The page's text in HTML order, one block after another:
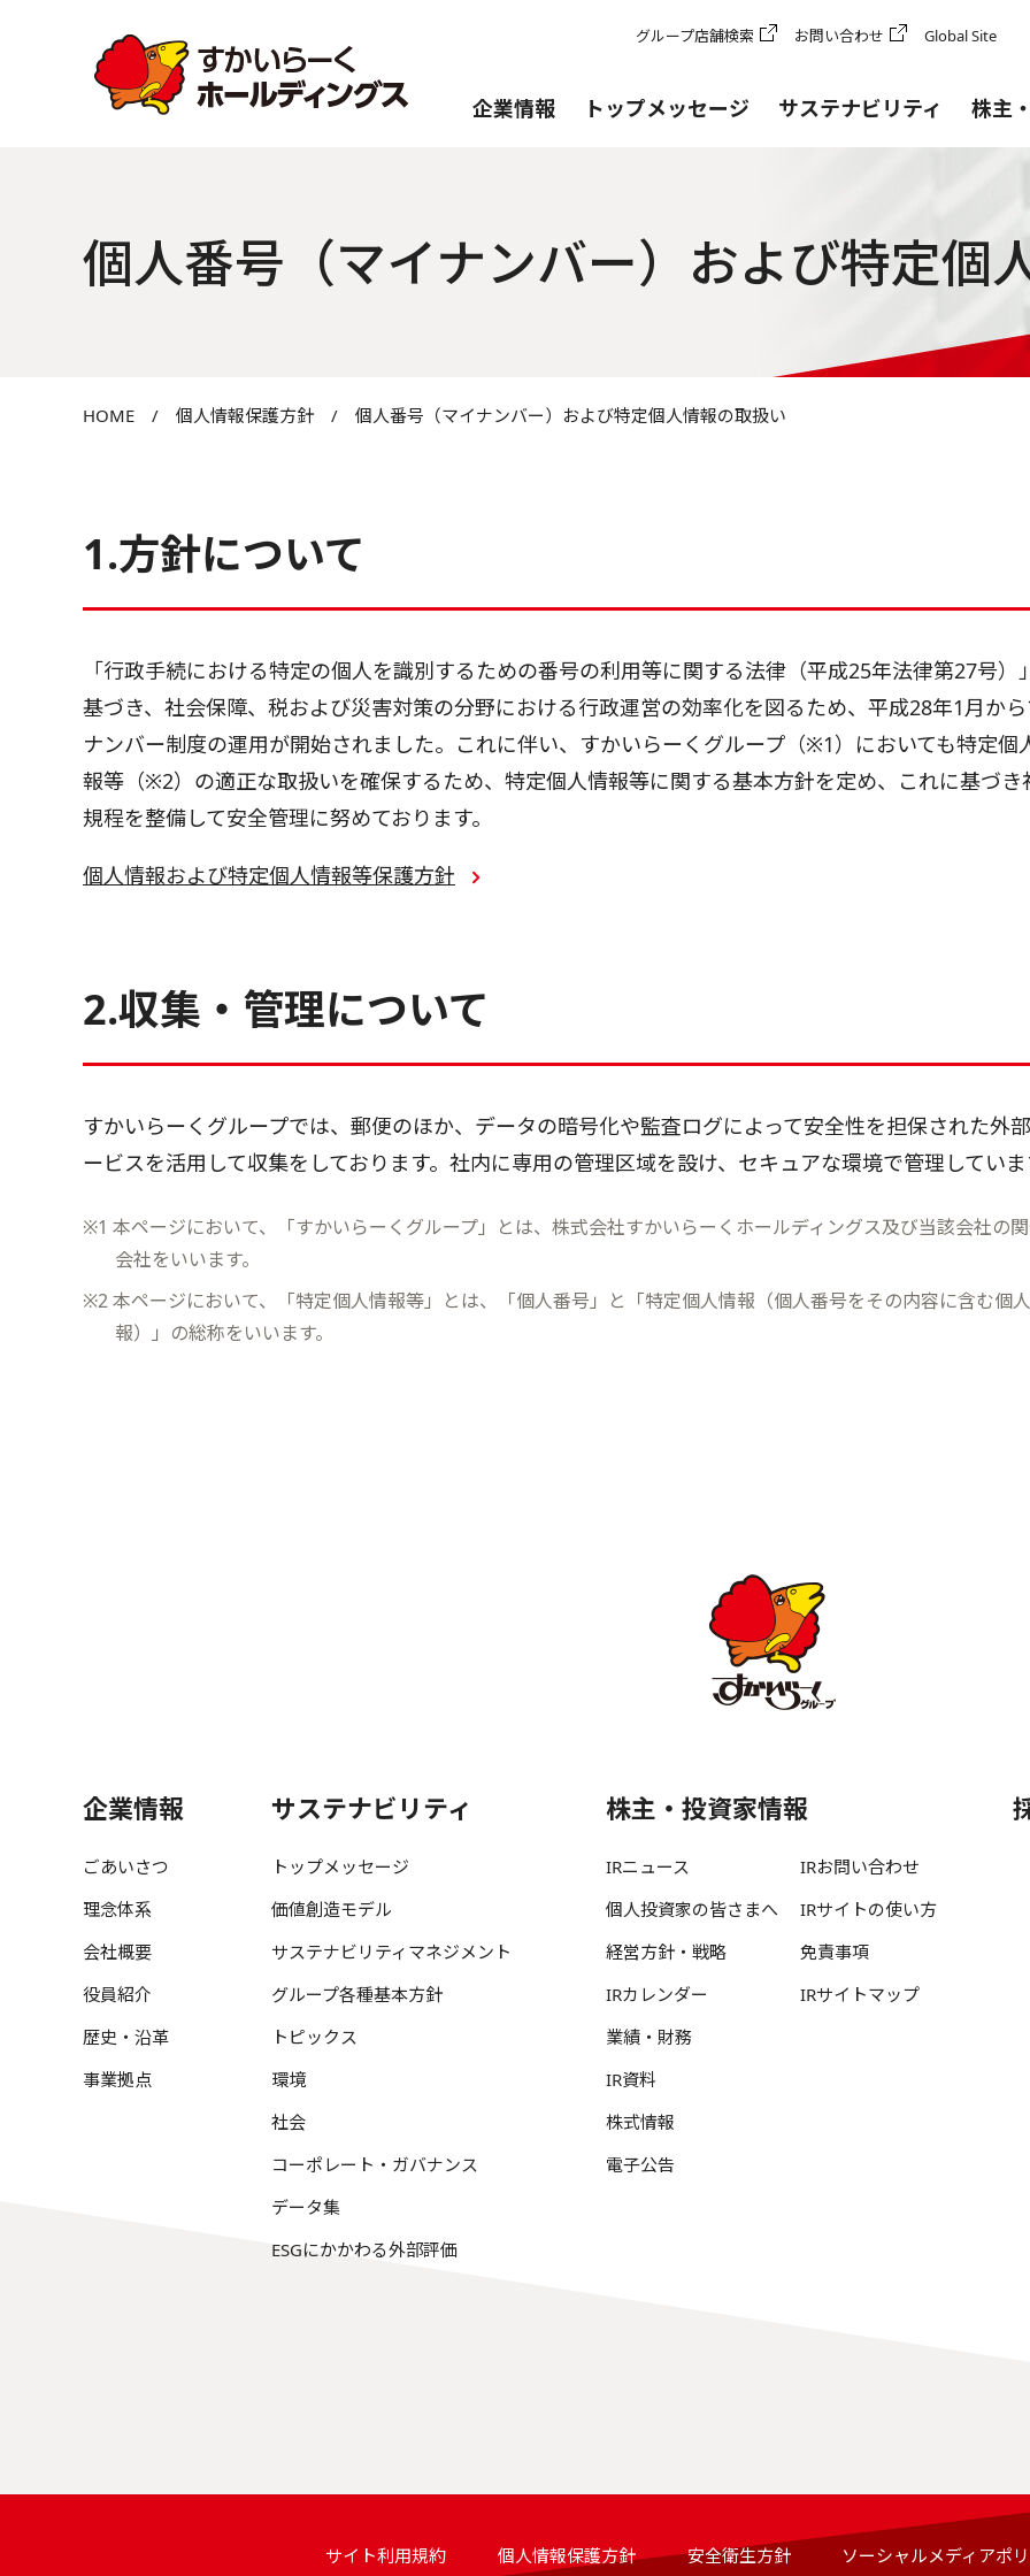
グループ店舗検索 お問い合わせ Global Site
企業情報 トップメッセージ サステナビリティ 株主
個人番号（マイナンバー）および特定個
HOME / 個人情報保護方針 / 個人番号（マイナンバー）および特定個人情報の取扱い
1.方針について
「行政手続における特定の個人を識別するための番号の利用等に関する法律（平成25年法律第27号）
基づき、社会保障、税および災害対策の分野における行政運営の効率化を図るため、平成28年1月から
ナンバー制度の運用が開始されました。これに伴い、すかいらーくグループ（※1）においても特定個
報等（※2）の適正な取扱いを確保するため、特定個人情報等に関する基本方針を定め、これに基づき
規程を整備して安全管理に努めております。
個人情報および特定個人情報等保護方針
2.収集・管理について
すかいらーくグループでは、郵便のほか、データの暗号化や監査ログによって安全性を担保された外
ービスを活用して収集をしております。社内に専用の管理区域を設け、セキュアな環境で管理していま
※1 本ページにおいて、「すかいらーくグループ」とは、株式会社すかいらーくホールディングス及び当該会社の
会社をいいます。
※2 本ページにおいて、「特定個人情報等」とは、「個人番号」と「特定個人情報（個人番号をその内容に含む個
報）」の総称をいいます。
企業情報
ごあいさつ
理念体系
会社概要
役員紹介
歴史・沿革
事業拠点
サステナビリティ
トップメッセージ
価値創造モデル
サステナビリティマネジメント
グループ各種基本方針
トピックス
環境
社会
コーポレート・ガバナンス
データ集
ESGにかかわる外部評価
株主・投資家情報
IRニュース
個人投資家の皆さまへ
経営方針・戦略
IRカレンダー
業績・財務
IR資料
株式情報
電子公告
IRお問い合わせ
IRサイトの使い方
免責事項
IRサイトマップ
サイト利用規約 個人情報保護方針 安全衛生方針 ソーシャルメディアポ